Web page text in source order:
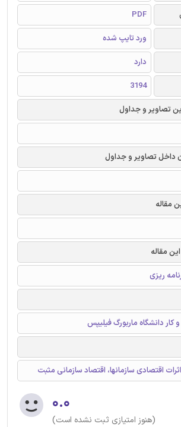
PDF
ورد تایپ شده
دارد
3194
تصاویر و جداول
تصاویر و جداول
مقاله
مقاله
ریزی
دانشگاه ماربورگ فیلیپس
اقتصادی سازمانها، اقتصاد سازمانی مثبت
۰.۰
(هنوز امتیازی ثبت نشده است)